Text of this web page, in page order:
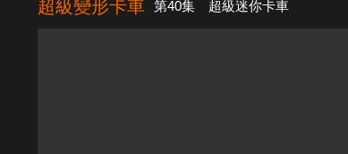
超級變形卡車 第40集 超級迷你卡車